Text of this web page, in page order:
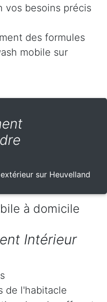
vos besoins précis
des formules
mobile sur
sur Heuvelland
à domicile
Intérieur
de l'habitacle